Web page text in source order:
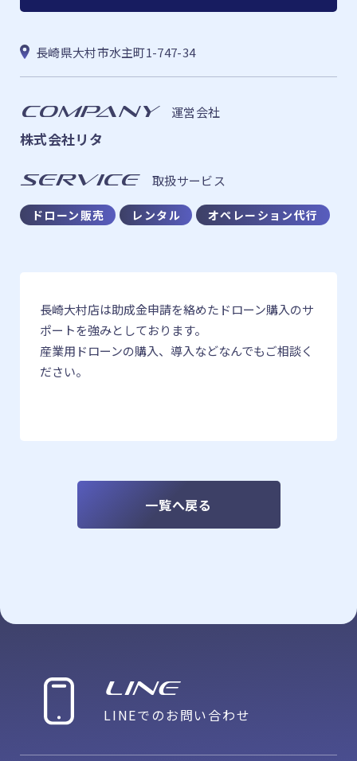
長崎県大村市水主町1-747-34
COMPANY 運営会社
株式会社リタ
SERVICE 取扱サービス
ドローン販売 レンタル オペレーション代行
長崎大村店は助成金申請を絡めたドローン購入のサ
ポートを強みとしております。
産業用ドローンの購入、導入などなんでもご相談く
ださい。
一覧へ戻る
LINE
LINEでのお問い合わせ